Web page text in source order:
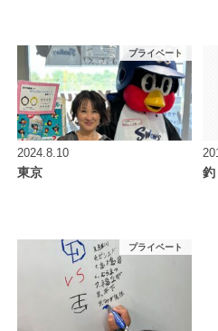
プライベート
2024.8.10
東京 釣
プライベート